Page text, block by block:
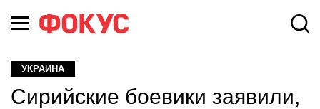
УКРАИНА
Сирийские боевики заявили,